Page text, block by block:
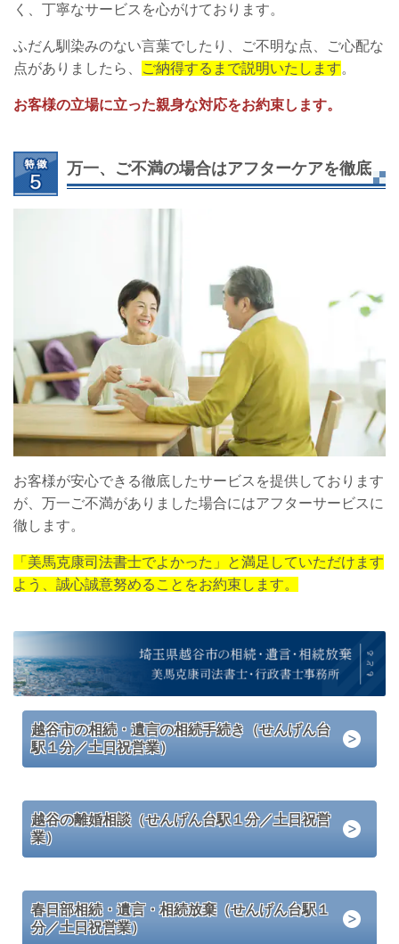
く、丁寧なサービスを心がけております。
ふだん馴染みのない言葉でしたり、ご不明な点、ご心配な
点がありましたら、
ご納得するまで説明いたします。
お客様の立場に立った親身な対応をお約束します。
万一、ご不満の場合はアフターケアを徹底
お客様が安心できる徹底したサービスを提供しております
が、万一ご不満がありました場合にはアフターサービスに
徹します。
「美馬克康司法書士でよかった」と満足していただけます
よう、誠心誠意努めることをお約束します。
越谷市の相続・遺言の相続手続き（せんげん台
駅１分／土日祝営業）
越谷の離婚相談（せんげん台駅１分／土日祝営
業）
春日部相続・遺言・相続放棄（せんげん台駅１
分／土日祝営業）